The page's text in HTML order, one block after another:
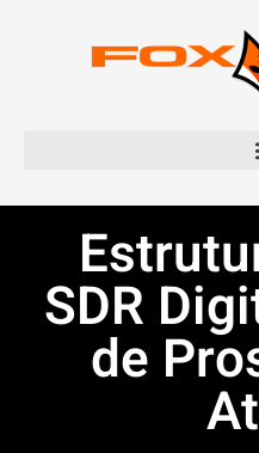
SDR
de